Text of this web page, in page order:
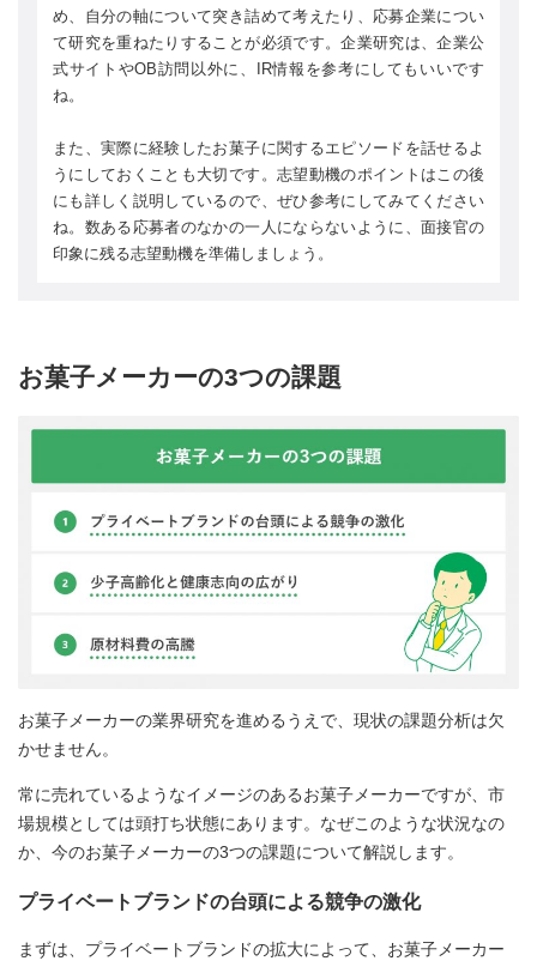
め、自分の軸について突き詰めて考えたり、応募企業につい
て研究を重ねたりすることが必須です。企業研究は、企業公
式サイトやOB訪問以外に、IR情報を参考にしてもいいです
ね。
また、実際に経験したお菓子に関するエピソードを話せるよ
うにしておくことも大切です。志望動機のポイントはこの後
にも詳しく説明しているので、ぜひ参考にしてみてください
ね。数ある応募者のなかの一人にならないように、面接官の
印象に残る志望動機を準備しましょう。
お菓子メーカーの3つの課題
お菓子メーカーの業界研究を進めるうえで、現状の課題分析は欠
かせません。
常に売れているようなイメージのあるお菓子メーカーですが、市
場規模としては頭打ち状態にあります。なぜこのような状況なの
か、今のお菓子メーカーの3つの課題について解説します。
プライベートブランドの台頭による競争の激化
まずは、プライベートブランドの拡大によって、お菓子メーカー